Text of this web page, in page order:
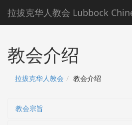
拉拔克华人教会 Lubbock
教会介绍
拉拔克华人教会 教会介绍
教会宗旨